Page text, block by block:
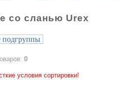
со сланью Urex
подгруппы
0
условия сортировки!